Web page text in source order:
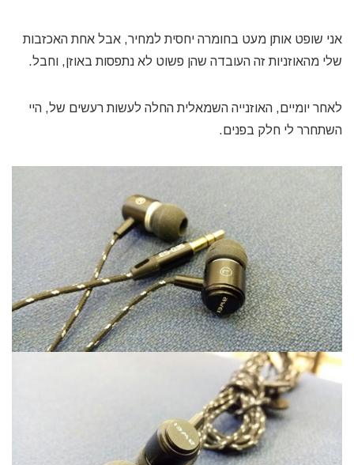
אני שופט אותן מעט בחומרה יחסית למחיר, אבל אחת האכזבות
שלי מהאוזניות זה העובדה שהן פשוט לא נתפסות באוזן, וחבל.
לאחר יומיים, האוזנייה השמאלית החלה לעשות רעשים של, היי
השתחרר לי חלק בפנים.